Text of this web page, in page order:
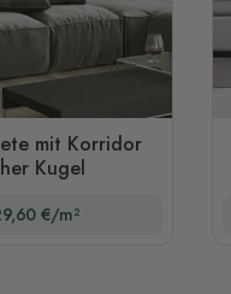
mit Korridor
Kugel
€/m²